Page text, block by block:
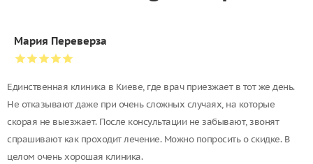
Мария Переверза
Единственная клиника в Киеве, где врач приезжает в тот же день.
Не отказывают даже при очень сложных случаях, на которые
скорая не выезжает. После консультации не забывают, звонят
спрашивают как проходит лечение. Можно попросить о скидке. В
целом очень хорошая клиника.